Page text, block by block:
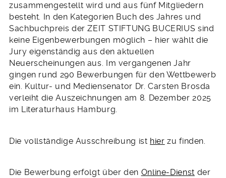
zusammengestellt wird und aus fünf Mitgliedern
besteht. In den Kategorien Buch des Jahres und
Sachbuchpreis der ZEIT STIFTUNG BUCERIUS sind
keine Eigenbewerbungen möglich – hier wählt die
Jury eigenständig aus den aktuellen
Neuerscheinungen aus. Im vergangenen Jahr
gingen rund 290 Bewerbungen für den Wettbewerb
ein. Kultur- und Mediensenator Dr. Carsten Brosda
verleiht die Auszeichnungen am 8. Dezember 2025
im Literaturhaus Hamburg.
Die vollständige Ausschreibung ist hier zu finden.
Die Bewerbung erfolgt über den Online-Dienst der